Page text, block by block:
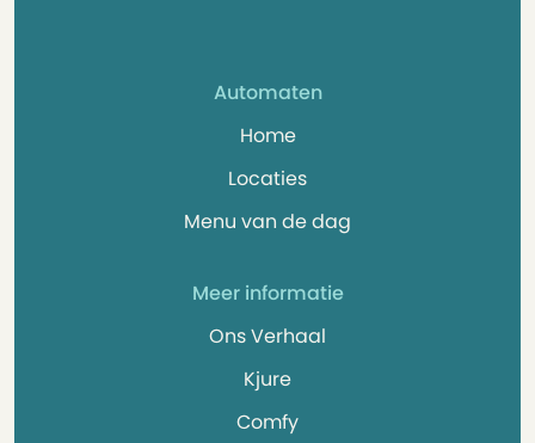
Automaten
Home
Locaties
Menu van de dag
Meer informatie
Ons Verhaal
Kjure
Comfy